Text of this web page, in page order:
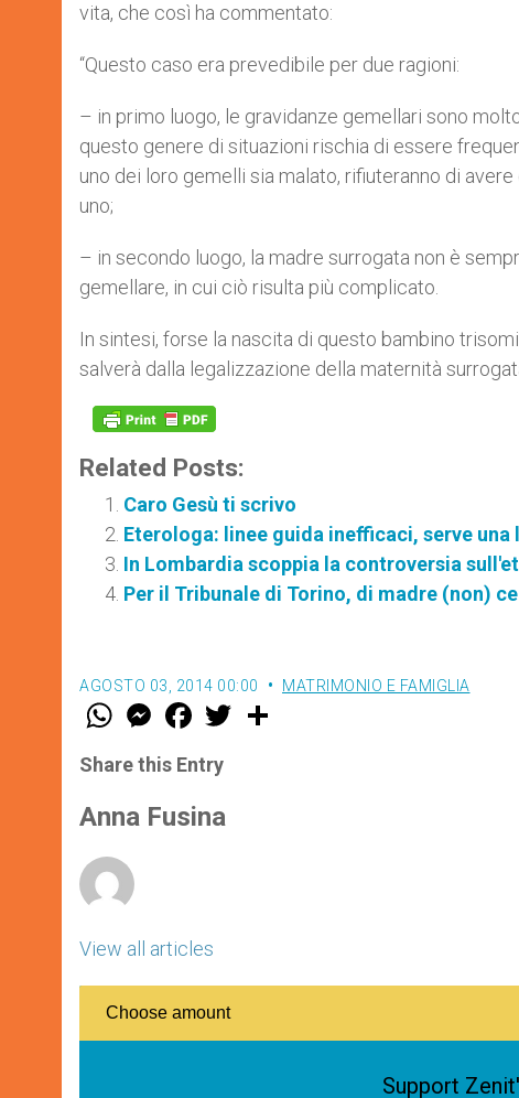
vita, che così ha commentato:
“Questo caso era prevedibile per due ragioni:
– in primo luogo, le gravidanze gemellari sono
questo genere di situazioni rischia di essere
uno dei loro gemelli sia malato, rifiuteranno di
uno;
– in secondo luogo, la madre surrogata non è
gemellare, in cui ciò risulta più complicato.
In sintesi, forse la nascita di questo bambino
salverà dalla legalizzazione della maternità
Related Posts:
Caro Gesù ti scrivo
Eterologa: linee guida inefficaci, serve una
In Lombardia scoppia la controversia
Per il Tribunale di Torino, di madre (non) ce
AGOSTO 03, 2014 00:00 MATRIMONIO E FAMIGLIA
W
t
s
p
p
M
e
s
e
g
e
F
a
e
b
o
k
w
Share this Entry
Anna Fusina
View all articles